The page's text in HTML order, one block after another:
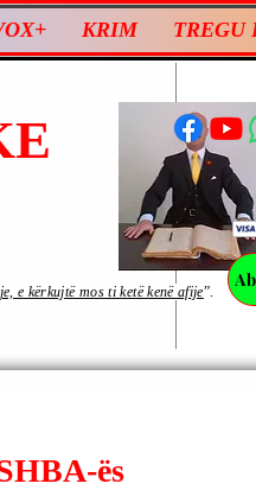
KRIM TREGU
e kërkujtë mos ti ketë kenë afije”.
ës